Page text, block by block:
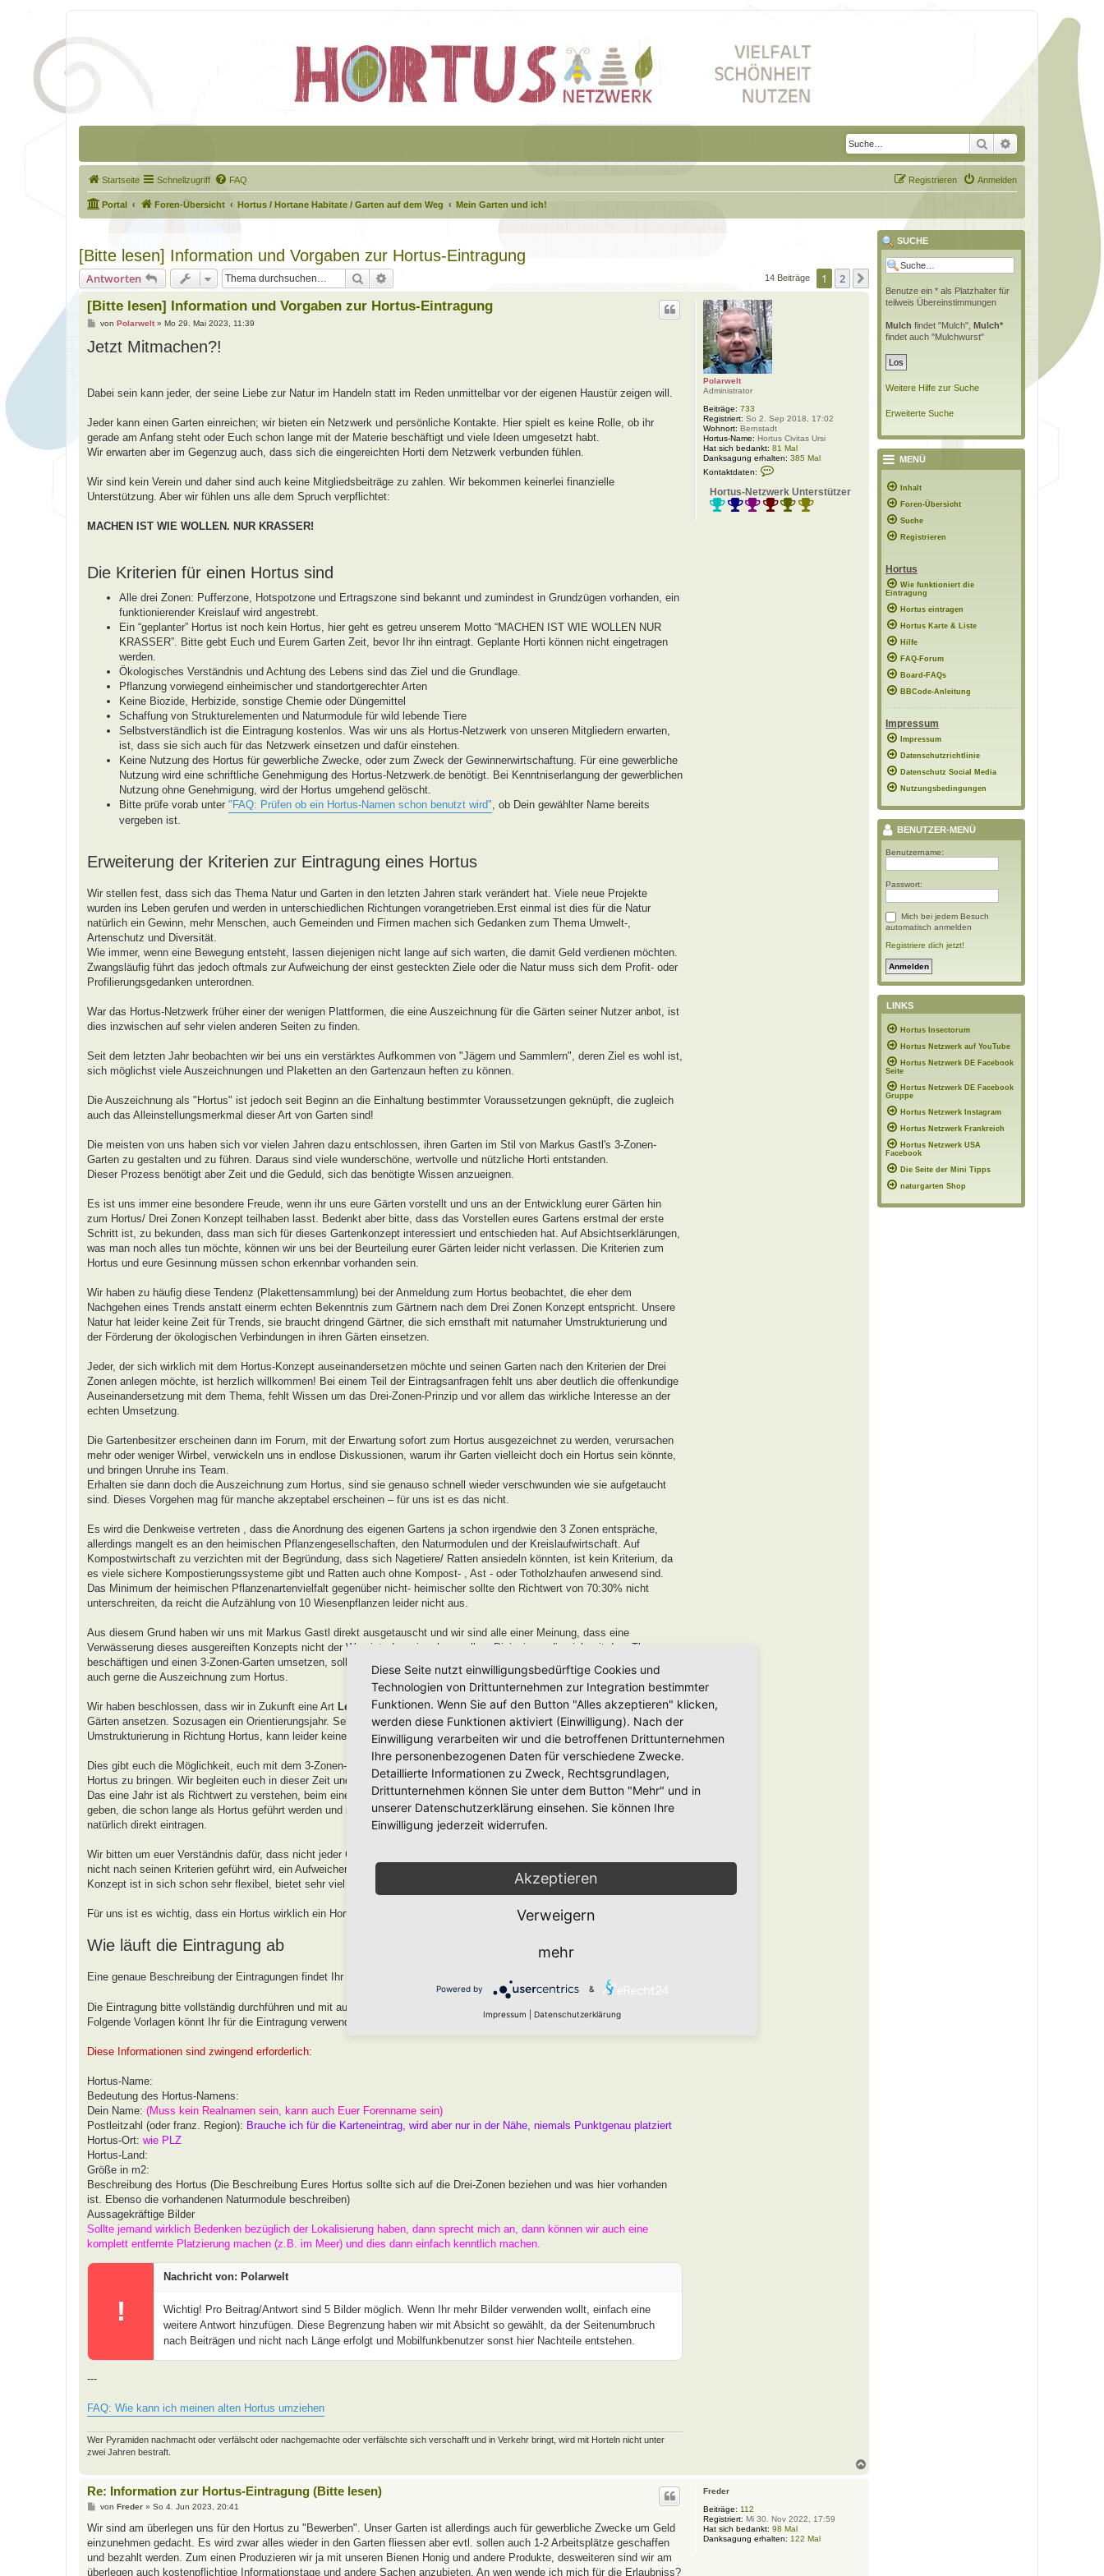
Suche Erweiterte Suche
Startseite Schnellzugriff FAQ Anmelden
Registrieren
Portal Foren-Übersicht Hortus / Hortane Habitate / Garten auf dem Weg Mein Garten und ich!
[Bitte lesen] Information und Vorgaben zur Hortus-Eintragung
Antworten Suche 14 Beiträge 1 2
Polarwelt
Administrator
Beiträge: 733
Registriert: So 2. Sep 2018, 17:02
Wohnort: Bernstadt
Hortus-Name: Hortus Civitas Ursi
Hat sich bedankt: 81 Mal
Danksagung erhalten: 385 Mal
Kontaktdaten:
t
a
Hortus-Netzwerk Unterstützer
[Bitte lesen] Information und Vorgaben zur Hortus-Eintragung
B
i
t
von Polarwelt» Mo 29. Mai 2023, 11:39
Jetzt Mitmachen?!
Dabei sein kann jeder, der seine Liebe zur Natur im Handeln statt im Reden unmittelbar vor der eigenen Haustür zeigen will.
Jeder kann einen Garten einreichen; wir bieten ein Netzwerk und persönliche Kontakte. Hier spielt es keine Rolle, ob ihr
gerade am Anfang steht oder Euch schon lange mit der Materie beschäftigt und viele Ideen umgesetzt habt.
Wir erwarten aber im Gegenzug auch, dass sich die eingereichten Horti dem Netzwerk verbunden fühlen.
Wir sind kein Verein und daher sind auch keine Mitgliedsbeiträge zu zahlen. Wir bekommen keinerlei finanzielle
Unterstützung. Aber wir fühlen uns alle dem Spruch verpflichtet:
MACHEN IST WIE WOLLEN. NUR KRASSER!
Die Kriterien für einen Hortus sind
Alle drei Zonen: Pufferzone, Hotspotzone und Ertragszone sind bekannt und zumindest in Grundzügen vorhanden, ein
funktionierender Kreislauf wird angestrebt.
Ein “geplanter” Hortus ist noch kein Hortus, hier geht es getreu unserem Motto “MACHEN IST WIE WOLLEN NUR
KRASSER”. Bitte gebt Euch und Eurem Garten Zeit, bevor Ihr ihn eintragt. Geplante Horti können nicht eingetragen
werden.
Ökologisches Verständnis und Achtung des Lebens sind das Ziel und die Grundlage.
Pflanzung vorwiegend einheimischer und standortgerechter Arten
Keine Biozide, Herbizide, sonstige Chemie oder Düngemittel
Schaffung von Strukturelementen und Naturmodule für wild lebende Tiere
Selbstverständlich ist die Eintragung kostenlos. Was wir uns als Hortus-Netzwerk von unseren Mitgliedern erwarten,
ist, dass sie sich auch für das Netzwerk einsetzen und dafür einstehen.
Keine Nutzung des Hortus für gewerbliche Zwecke, oder zum Zweck der Gewinnerwirtschaftung. Für eine gewerbliche
Nutzung wird eine schriftliche Genehmigung des Hortus-Netzwerk.de benötigt. Bei Kenntniserlangung der gewerblichen
Nutzung ohne Genehmigung, wird der Hortus umgehend gelöscht.
Bitte prüfe vorab unter "FAQ: Prüfen ob ein Hortus-Namen schon benutzt wird", ob Dein gewählter Name bereits
vergeben ist.
Erweiterung der Kriterien zur Eintragung eines Hortus
Wir stellen fest, dass sich das Thema Natur und Garten in den letzten Jahren stark verändert hat. Viele neue Projekte
wurden ins Leben gerufen und werden in unterschiedlichen Richtungen vorangetrieben.Erst einmal ist dies für die Natur
natürlich ein Gewinn, mehr Menschen, auch Gemeinden und Firmen machen sich Gedanken zum Thema Umwelt-,
Artenschutz und Diversität.
Wie immer, wenn eine Bewegung entsteht, lassen diejenigen nicht lange auf sich warten, die damit Geld verdienen möchten.
Zwangsläufig führt das jedoch oftmals zur Aufweichung der einst gesteckten Ziele oder die Natur muss sich dem Profit- oder
Profilierungsgedanken unterordnen.
War das Hortus-Netzwerk früher einer der wenigen Plattformen, die eine Auszeichnung für die Gärten seiner Nutzer anbot, ist
dies inzwischen auf sehr vielen anderen Seiten zu finden.
Seit dem letzten Jahr beobachten wir bei uns ein verstärktes Aufkommen von "Jägern und Sammlern", deren Ziel es wohl ist,
sich möglichst viele Auszeichnungen und Plaketten an den Gartenzaun heften zu können.
Die Auszeichnung als "Hortus" ist jedoch seit Beginn an die Einhaltung bestimmter Voraussetzungen geknüpft, die zugleich
auch das Alleinstellungsmerkmal dieser Art von Garten sind!
Die meisten von uns haben sich vor vielen Jahren dazu entschlossen, ihren Garten im Stil von Markus Gastl's 3-Zonen-
Garten zu gestalten und zu führen. Daraus sind viele wunderschöne, wertvolle und nützliche Horti entstanden.
Dieser Prozess benötigt aber Zeit und die Geduld, sich das benötigte Wissen anzueignen.
Es ist uns immer eine besondere Freude, wenn ihr uns eure Gärten vorstellt und uns an der Entwicklung eurer Gärten hin
zum Hortus/ Drei Zonen Konzept teilhaben lasst. Bedenkt aber bitte, dass das Vorstellen eures Gartens erstmal der erste
Schritt ist, zu bekunden, dass man sich für dieses Gartenkonzept interessiert und entschieden hat. Auf Absichtserklärungen,
was man noch alles tun möchte, können wir uns bei der Beurteilung eurer Gärten leider nicht verlassen. Die Kriterien zum
Hortus und eure Gesinnung müssen schon erkennbar vorhanden sein.
Wir haben zu häufig diese Tendenz (Plakettensammlung) bei der Anmeldung zum Hortus beobachtet, die eher dem
Nachgehen eines Trends anstatt einerm echten Bekenntnis zum Gärtnern nach dem Drei Zonen Konzept entspricht. Unsere
Natur hat leider keine Zeit für Trends, sie braucht dringend Gärtner, die sich ernsthaft mit naturnaher Umstrukturierung und
der Förderung der ökologischen Verbindungen in ihren Gärten einsetzen.
Jeder, der sich wirklich mit dem Hortus-Konzept auseinandersetzen möchte und seinen Garten nach den Kriterien der Drei
Zonen anlegen möchte, ist herzlich willkommen! Bei einem Teil der Eintragsanfragen fehlt uns aber deutlich die offenkundige
Auseinandersetzung mit dem Thema, fehlt Wissen um das Drei-Zonen-Prinzip und vor allem das wirkliche Interesse an der
echten Umsetzung.
Die Gartenbesitzer erscheinen dann im Forum, mit der Erwartung sofort zum Hortus ausgezeichnet zu werden, verursachen
mehr oder weniger Wirbel, verwickeln uns in endlose Diskussionen, warum ihr Garten vielleicht doch ein Hortus sein könnte,
und bringen Unruhe ins Team.
Erhalten sie dann doch die Auszeichnung zum Hortus, sind sie genauso schnell wieder verschwunden wie sie aufgetaucht
sind. Dieses Vorgehen mag für manche akzeptabel erscheinen – für uns ist es das nicht.
Es wird die Denkweise vertreten , dass die Anordnung des eigenen Gartens ja schon irgendwie den 3 Zonen entspräche,
allerdings mangelt es an den heimischen Pflanzengesellschaften, den Naturmodulen und der Kreislaufwirtschaft. Auf
Kompostwirtschaft zu verzichten mit der Begründung, dass sich Nagetiere/ Ratten ansiedeln könnten, ist kein Kriterium, da
es viele sichere Kompostierungssysteme gibt und Ratten auch ohne Kompost- , Ast - oder Totholzhaufen anwesend sind.
Das Minimum der heimischen Pflanzenartenvielfalt gegenüber nicht- heimischer sollte den Richtwert von 70:30% nicht
unterschreiten, da reicht die Aufzählung von 10 Wiesenpflanzen leider nicht aus.
Aus diesem Grund haben wir uns mit Markus Gastl direkt ausgetauscht und wir sind alle einer Meinung, dass eine
Verwässerung dieses ausgereiften Konzepts nicht der Weg ist, den wir gehen wollen. Diejenigen, die sich mit dem Thema
beschäftigen und einen 3-Zonen-Garten umsetzen, sollen mit recht Stolz auf ihr Werk sein können, und an die verleihen wir
auch gerne die Auszeichnung zum Hortus.
Wir haben beschlossen, dass wir in Zukunft eine Art Lehr- und Entwicklungszeit von einem Jahrfür neu eingereichte
Gärten ansetzen. Sozusagen ein Orientierungsjahr. Sehen wir in dieser Zeit keinerlei Weiterentwicklung oder
Umstrukturierung in Richtung Hortus, kann leider keine Auszeichnung von uns ausgesprochen werden.
Dies gibt euch die Möglichkeit, euch mit dem 3-Zonen-Modell auseinanderzusetzen und euren Garten auf den Weg zu einem
Hortus zu bringen. Wir begleiten euch in dieser Zeit und werden euch mit Tipps und Tricks unterstützen.
Das eine Jahr ist als Richtwert zu verstehen, beim einen mag es länger, beim anderen kürzer sein. Es mag auch Gärten
geben, die schon lange als Hortus geführt werden und sich nach Jahren einfach eintragen lassen möchten, diese werden wir
natürlich direkt eintragen.
Wir bitten um euer Verständnis dafür, dass nicht jeder Garten den " Namen HORTUS nach Markus Gastl" tragen kann, der
nicht nach seinen Kriterien geführt wird, ein Aufweichen oder Beugen der Kriterien ist nicht zielführend. Das Drei Zonen
Konzept ist in sich schon sehr flexibel, bietet sehr viel Raum und ausreichend Chancen zur Entwicklung.
Für uns ist es wichtig, dass ein Hortus wirklich ein Hortus ist und kein Garten, an dem ein Schild hängt.
Wie läuft die Eintragung ab
Eine genaue Beschreibung der Eintragungen findet Ihr unter Wie funktioniert die Eintragung Eurer Gartenprojekte
Die Eintragung bitte vollständig durchführen und mit aussagekräftigen Fotos unterlegen.
Folgende Vorlagen könnt Ihr für die Eintragung verwenden.
Diese Informationen sind zwingend erforderlich:
Hortus-Name:
Bedeutung des Hortus-Namens:
Dein Name: (Muss kein Realnamen sein, kann auch Euer Forenname sein)
Postleitzahl (oder franz. Region): Brauche ich für die Karteneintrag, wird aber nur in der Nähe, niemals Punktgenau platziert
Hortus-Ort: wie PLZ
Hortus-Land:
Größe in m2:
Beschreibung des Hortus (Die Beschreibung Eures Hortus sollte sich auf die Drei-Zonen beziehen und was hier vorhanden
ist. Ebenso die vorhandenen Naturmodule beschreiben)
Aussagekräftige Bilder
Sollte jemand wirklich Bedenken bezüglich der Lokalisierung haben, dann sprecht mich an, dann können wir auch eine
komplett entfernte Platzierung machen (z.B. im Meer) und dies dann einfach kenntlich machen.
!
Nachricht von: Polarwelt
Wichtig! Pro Beitrag/Antwort sind 5 Bilder möglich. Wenn Ihr mehr Bilder verwenden wollt, einfach eine
weitere Antwort hinzufügen. Diese Begrenzung haben wir mit Absicht so gewählt, da der Seitenumbruch
nach Beiträgen und nicht nach Länge erfolgt und Mobilfunkbenutzer sonst hier Nachteile entstehen.
---
FAQ: Wie kann ich meinen alten Hortus umziehen
Wer Pyramiden nachmacht oder verfälscht oder nachgemachte oder verfälschte sich verschafft und in Verkehr bringt, wird mit Horteln nicht unter
zwei Jahren bestraft.
Freder
Beiträge: 112
Registriert: Mi 30. Nov 2022, 17:59
Hat sich bedankt: 98 Mal
Danksagung erhalten: 122 Mal
Re: Information zur Hortus-Eintragung (Bitte lesen)
B
i
r
a
von Freder» So 4. Jun 2023, 20:41
Wir sind am überlegen uns für den Hortus zu "Bewerben". Unser Garten ist allerdings auch für gewerbliche Zwecke um Geld
einzunehmen gedacht. Es wird zwar alles wieder in den Garten fliessen aber evtl. sollen auch 1-2 Arbeitsplätze geschaffen
und bezahlt werden. Zum einen Produzieren wir ja mit unseren Bienen Honig und andere Produkte, desweiteren sind wir am
überlegen auch kostenpflichtige Informationstage und andere Sachen anzubieten. An wen wende ich mich für die Erlaubniss?
SUCHE
Benutze ein * als Platzhalter für
teilweis Übereinstimmungen
Mulch findet "Mulch", Mulch*
findet auch "Mulchwurst"
Weitere Hilfe zur Suche
Erweiterte Suche
MENÜ
Inhalt
Foren-Übersicht
Suche
Registrieren
Hortus
Wie funktioniert die
Eintragung
Hortus eintragen
Hortus Karte & Liste
Hilfe
FAQ-Forum
Board-FAQs
BBCode-Anleitung
Impressum
Impressum
Datenschutzrichtlinie
Datenschutz Social Media
Nutzungsbedingungen
BENUTZER-MENÜ
Benutzername:
Passwort:
Mich bei jedem Besuch
automatisch anmelden
Registriere dich jetzt!
LINKS
Hortus Insectorum
Hortus Netzwerk auf YouTube
Hortus Netzwerk DE Facebook
Seite
Hortus Netzwerk DE Facebook
Gruppe
Hortus Netzwerk Instagram
Hortus Netzwerk Frankreich
Hortus Netzwerk USA
Facebook
Die Seite der Mini Tipps
naturgarten Shop
Diese Seite nutzt einwilligungsbedürftige Cookies und
Technologien von Drittunternehmen zur Integration bestimmter
Funktionen. Wenn Sie auf den Button "Alles akzeptieren" klicken,
werden diese Funktionen aktiviert (Einwilligung). Nach der
Einwilligung verarbeiten wir und die betroffenen Drittunternehmen
Ihre personenbezogenen Daten für verschiedene Zwecke.
Detaillierte Informationen zu Zweck, Rechtsgrundlagen,
Drittunternehmen können Sie unter dem Button "Mehr" und in
unserer Datenschutzerklärung einsehen. Sie können Ihre
Einwilligung jederzeit widerrufen.
Akzeptieren
Verweigern
mehr
Powered by &
Impressum Datenschutzerklärung